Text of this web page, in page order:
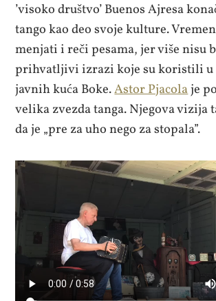
’visoko društvo’ Buenos Ajresa
tango kao deo svoje kulture.
menjati i reči pesama, jer više nisu
prihvatljivi izrazi koje su koristili u
javnih kuća Boke.Astor Pjacolaje
velika zvezda tanga. Njegova vizija
da je „pre za uho nego za stopala”.